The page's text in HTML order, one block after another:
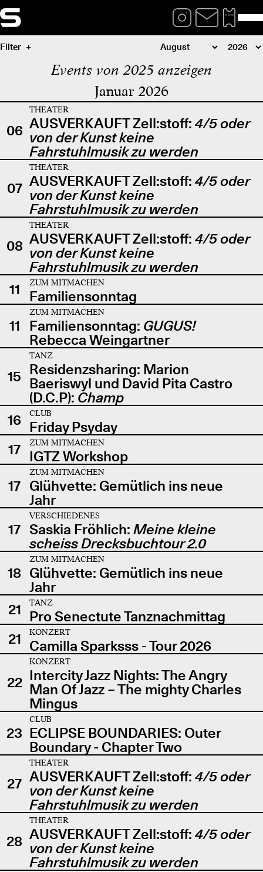
Filter
Events von 2025 anzeigen
Januar 2026
06
THEATER
AUSVERKAUFT Zell:stoff: 4/5 oder
von der Kunst keine
Fahrstuhlmusik zu werden
07
THEATER
AUSVERKAUFT Zell:stoff: 4/5 oder
von der Kunst keine
Fahrstuhlmusik zu werden
08
THEATER
AUSVERKAUFT Zell:stoff: 4/5 oder
von der Kunst keine
Fahrstuhlmusik zu werden
11
ZUM MITMACHEN
Familiensonntag
11
ZUM MITMACHEN
Familiensonntag: GUGUS!
Rebecca Weingartner
15
TANZ
Residenzsharing: Marion
Baeriswyl und David Pita Castro
(D.C.P): Champ
16
CLUB
Friday Psyday
17
ZUM MITMACHEN
IGTZ Workshop
17
ZUM MITMACHEN
Glühvette: Gemütlich ins neue
Jahr
17
VERSCHIEDENES
Saskia Fröhlich: Meine kleine
scheiss Drecksbuchtour 2.0
18
ZUM MITMACHEN
Glühvette: Gemütlich ins neue
Jahr
21
TANZ
Pro Senectute Tanznachmittag
21
KONZERT
Camilla Sparksss - Tour 2026
22
KONZERT
Intercity Jazz Nights: The Angry
Man Of Jazz – The mighty Charles
Mingus
23
CLUB
ECLIPSE BOUNDARIES: Outer
Boundary - Chapter Two
27
THEATER
AUSVERKAUFT Zell:stoff: 4/5 oder
von der Kunst keine
Fahrstuhlmusik zu werden
28
THEATER
AUSVERKAUFT Zell:stoff: 4/5 oder
von der Kunst keine
Fahrstuhlmusik zu werden